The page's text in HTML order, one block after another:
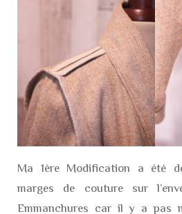
Ma 1ère Modification a été
marges de couture sur
Emmanchures car il y a pas